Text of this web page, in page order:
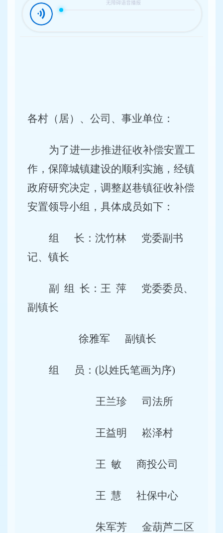
各村（居）、公司、事业单位：
为了进一步推进征收补偿安置工
作，保障城镇建设的顺利实施，经镇
政府研究决定，调整赵巷镇征收补偿
安置领导小组，具体成员如下：
组 长：沈竹林
党委副书
记、镇长
副 组 长：王 萍
党委委员、
副镇长
徐雅军 副镇长
组 员： (以姓氏笔画为序)
王兰珍 司法所
王益明 崧泽村
王 敏 商投公司
王 慧 社保中心
朱军芳 金葫芦二区